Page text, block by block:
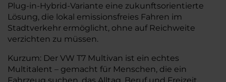
Plug-in-Hybrid-Variante eine zukunftsorientierte
Lösung, die lokal emissionsfreies Fahren im
Stadtverkehr ermöglicht, ohne auf Reichweite
verzichten zu müssen.
Kurzum: Der VW T7 Multivan ist ein echtes
Multitalent – gemacht für Menschen, die ein